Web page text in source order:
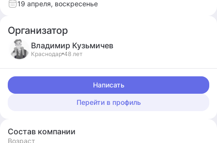
19 апреля, воскресенье
Организатор
Владимир Кузьмичев
Краснодар 48 лет
Написать
Перейти в профиль
Состав компании
Возраст